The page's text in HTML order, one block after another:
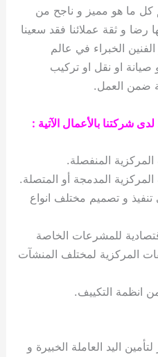
كل ما هو مميز و ناجح من
و ثقة عملائنا فقد سعينا
الخبراء في عالم
صيانة او نقل او تركيب
ضمن العمل.
شركتنا بالأعمال الآتية :
المنفصلة.
المدمجة أو المتصلة.
و تصميم مختلف انواع
للمشرعات الخاصة
المركزية لمختلف المنشآت
انظمة التكييف.
اليد العاملة الخبيرة و